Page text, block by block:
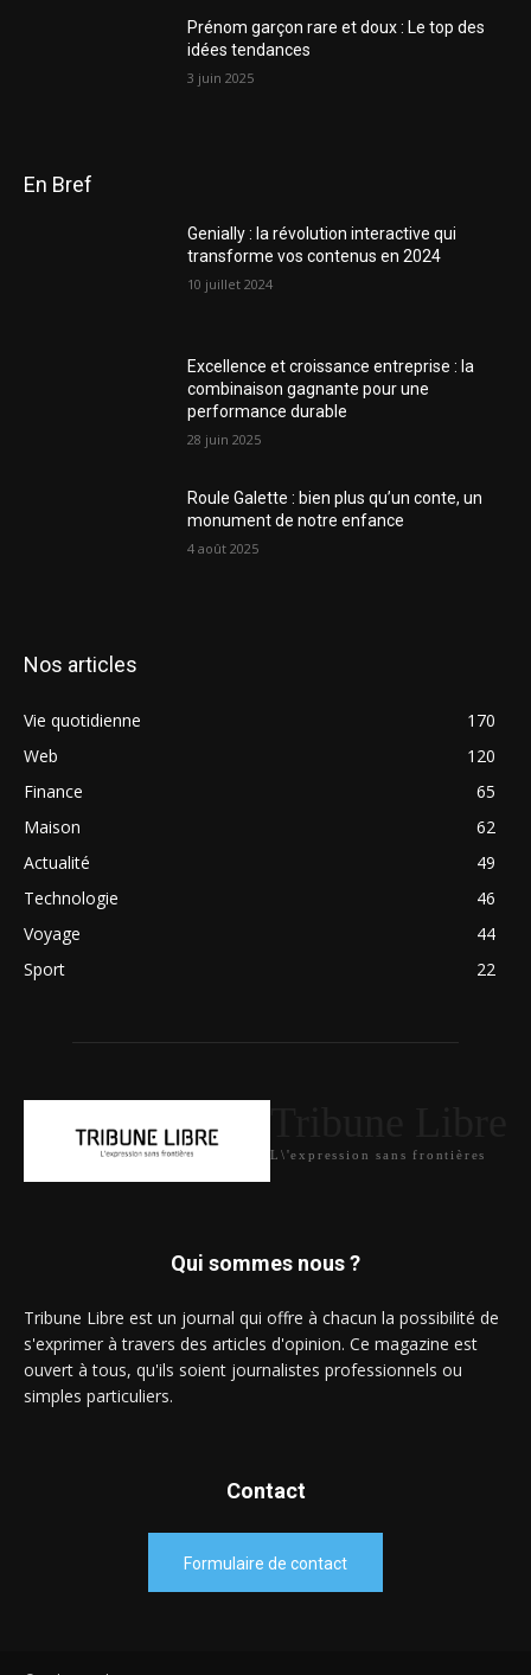
Prénom garçon rare et doux : Le top des
idées tendances
3 juin 2025
En Bref
Genially : la révolution interactive qui
transforme vos contenus en 2024
10 juillet 2024
Excellence et croissance entreprise : la
combinaison gagnante pour une
performance durable
28 juin 2025
Roule Galette : bien plus qu’un conte, un
monument de notre enfance
4 août 2025
Nos articles
Vie quotidienne
170
Web
120
Finance
65
Maison
62
Actualité
49
Technologie
46
Voyage
44
Sport
22
L\'expression sans frontières
Qui sommes nous ?
Tribune Libre est un journal qui offre à chacun la possibilité de
s'exprimer à travers des articles d'opinion. Ce magazine est
ouvert à tous, qu'ils soient journalistes professionnels ou
simples particuliers.
Contact
Formulaire de contact